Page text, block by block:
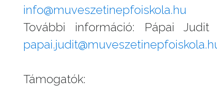
info@muveszetinepfoiskola.hu
További információ: Pápai Judit
Támogatók: